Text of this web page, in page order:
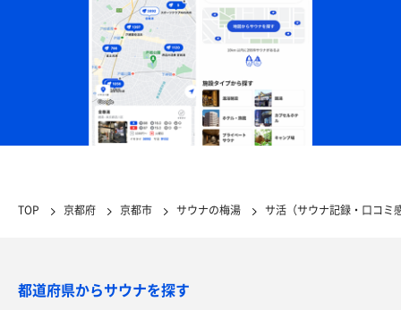
TOP 京都府 京都市 サウナの梅湯 サ活（サウナ記録・口コミ
都道府県からサウナを探す